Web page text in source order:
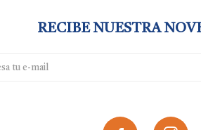
RECIBE NUESTRA